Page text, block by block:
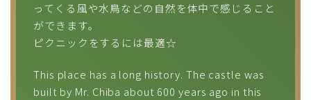
ってくる風や水鳥などの自然を体中で感じること
ができます。
ピクニックをするには最適☆
This place has a long history. The castle was
built by Mr. Chiba about 600 years ago in this